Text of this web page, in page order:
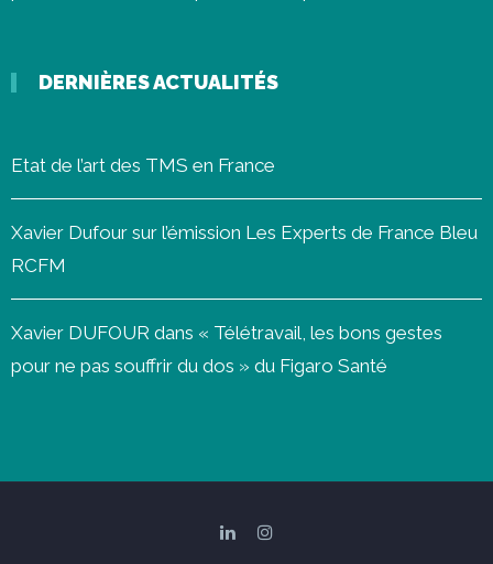
DERNIÈRES ACTUALITÉS
Etat de l’art des TMS en France
Xavier Dufour sur l’émission Les Experts de France Bleu
RCFM
Xavier DUFOUR dans « Télétravail, les bons gestes
pour ne pas souffrir du dos » du Figaro Santé